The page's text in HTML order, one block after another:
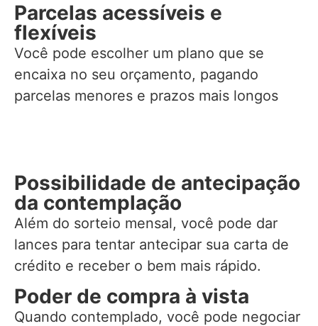
Parcelas acessíveis e
flexíveis
Você pode escolher um plano que se
encaixa no seu orçamento, pagando
parcelas menores e prazos mais longos
Possibilidade de antecipação
da contemplação
Além do sorteio mensal, você pode dar
lances para tentar antecipar sua carta de
crédito e receber o bem mais rápido.
Poder de compra à vista
Quando contemplado, você pode negociar